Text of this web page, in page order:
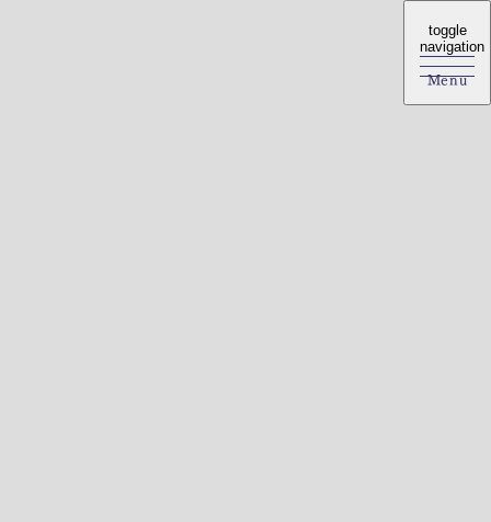
toggle
navigation
Menu
toggle
navigation
Menu